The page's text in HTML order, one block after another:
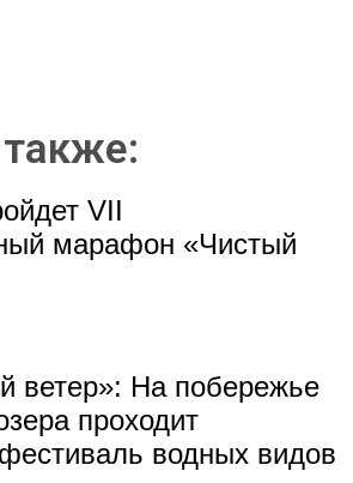
VII
марафон «Чистый
ветер»: На побережье
проходит
водных видов